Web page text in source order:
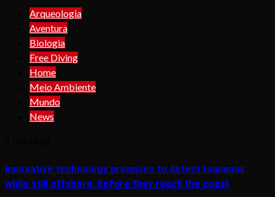
Arqueologia
Aventura
Biologia
Free Diving
Home
Meio Ambiente
Mundo
News
Innovative technology promises to detect tsunamis
while still offshore, before they reach the coast